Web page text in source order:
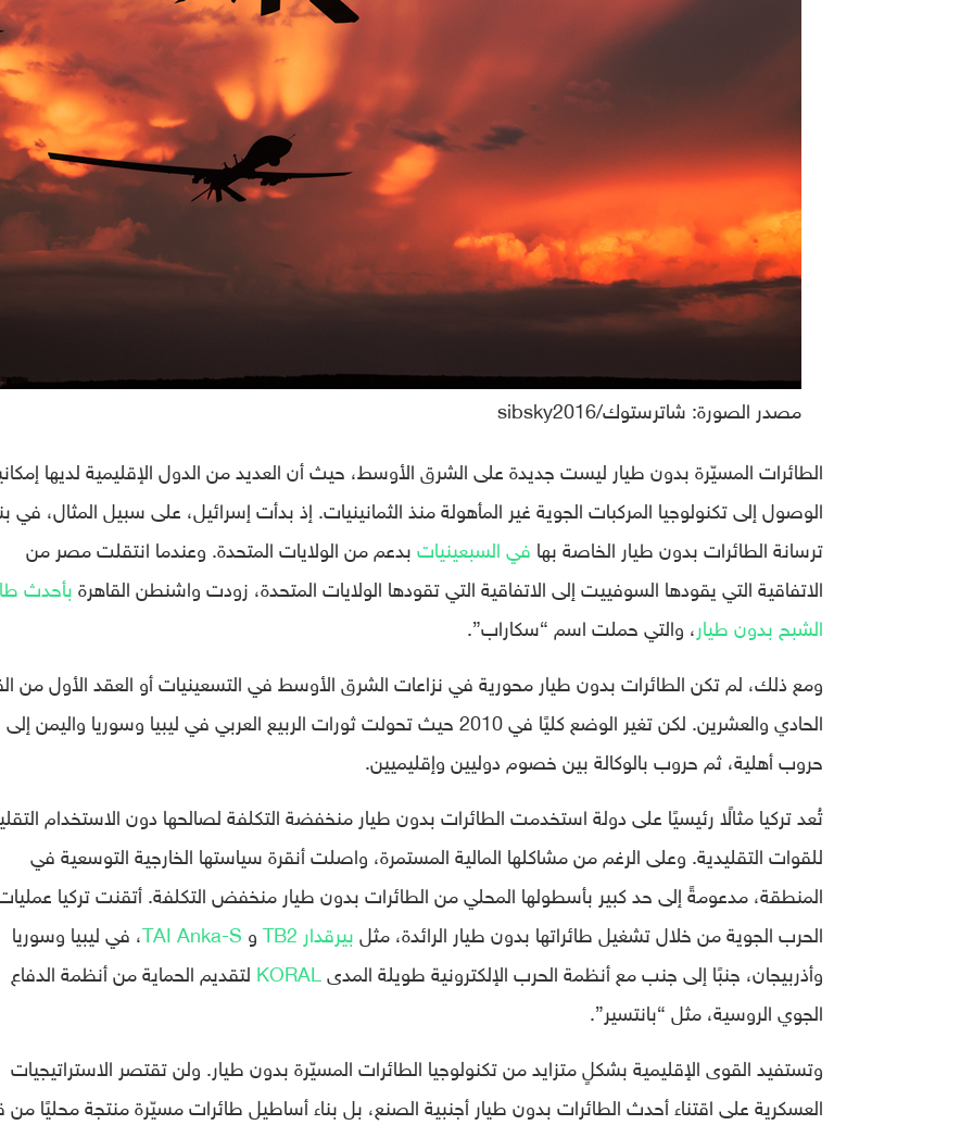
مصدر الصورة: شاترستوك/sibsky2016
الطائرات المسيّرة بدون طيار ليست جديدة على الشرق الأوسط، حيث أن العديد من الدول الإقليمية لديها
الوصول إلى تكنولوجيا المركبات الجوية غير المأهولة منذ الثمانينيات. إذ بدأت إسرائيل، على سبيل المثال، في
ترسانة الطائرات بدون طيار الخاصة بها في السبعينياتبدعم من الولايات المتحدة. وعندما انتقلت مصر من
الاتفاقية التي يقودها السوفييت إلى الاتفاقية التي تقودها الولايات المتحدة، زودت واشنطن القاهرةبأحدث
الشبح بدون طيار، والتي حملت اسم “سكاراب”.
ومع ذلك، لم تكن الطائرات بدون طيار محورية في نزاعات الشرق الأوسط في التسعينيات أو العقد الأول من
الحادي والعشرين. لكن تغير الوضع كليًا في 2010 حيث تحولت ثورات الربيع العربي في ليبيا وسوريا واليمن إلى
حروب أهلية، ثم حروب بالوكالة بين خصوم دوليين وإقليميين.
تُعد تركيا مثالًا رئيسيًا على دولة استخدمت الطائرات بدون طيار منخفضة التكلفة لصالحها دون الاستخدام
للقوات التقليدية. وعلى الرغم من مشاكلها المالية المستمرة، واصلت أنقرة سياستها الخارجية التوسعية في
المنطقة، مدعومةً إلى حد كبير بأسطولها المحلي من الطائرات بدون طيار منخفض التكلفة. أتقنت تركيا
الحرب الجوية من خلال تشغيل طائراتها بدون طيار الرائدة، مثلبيرقدار TB2 و TAI Anka-S، في ليبيا وسوريا
وأذربيجان، جنبًا إلى جنب مع أنظمة الحرب الإلكترونية طويلة المدى KORAL لتقديم الحماية من أنظمة الدفاع
الجوي الروسية، مثل “بانتسير”.
وتستفيد القوى الإقليمية بشكلٍ متزايد من تكنولوجيا الطائرات المسيّرة بدون طيار. ولن تقتصر الاستراتيجيات
العسكرية على اقتناء أحدث الطائرات بدون طيار أجنبية الصنع، بل بناء أساطيل طائرات مسيّرة منتجة محليًا من